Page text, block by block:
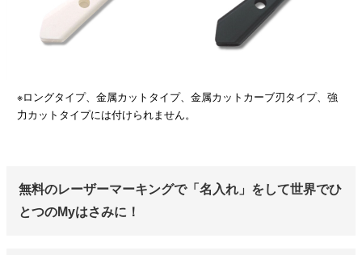
※ロングタイプ、金属カットタイプ、金属カットカーブ刃タイプ、強
力カットタイプには付けられません。
無料のレーザーマーキングで「名入れ」をして世界でひ
とつのMyはさみに！